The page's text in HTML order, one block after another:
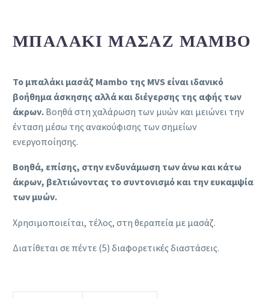
ΜΠΑΛΆΚΙ ΜΑΣΆΖ MAMBO
Το μπαλάκι μασάζ Mambo της MVS είναι ιδανικό
βοήθημα άσκησης αλλά και διέγερσης της αφής των
άκρων. Βοηθά στη χαλάρωση των μυών και μειώνει την
ένταση μέσω της ανακούφισης των σημείων
ενεργοποίησης.
Βοηθά, επίσης, στην ενδυνάμωση των άνω και κάτω
άκρων, βελτιώνοντας το συντονισμό και την ευκαμψία
των μυών.
Χρησιμοποιείται, τέλος, στη θεραπεία με μασάζ.
Διατίθεται σε πέντε (5) διαφορετικές διαστάσεις.